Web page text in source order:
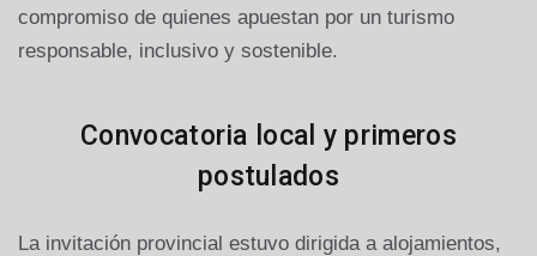
compromiso de quienes apuestan por un turismo
responsable, inclusivo y sostenible.
Convocatoria local y primeros
postulados
La invitación provincial estuvo dirigida a alojamientos,